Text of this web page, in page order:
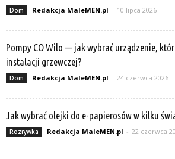
Dom Redakcja MaleMEN.pl - 10 lipca 2026
Pompy CO Wilo — jak wybrać urządzenie,
instalacji grzewczej?
Dom Redakcja MaleMEN.pl - 24 czerwca 2026
Jak wybrać olejki do e-papierosów w kilku
Rozrywka Redakcja MaleMEN.pl - 22 czerwca